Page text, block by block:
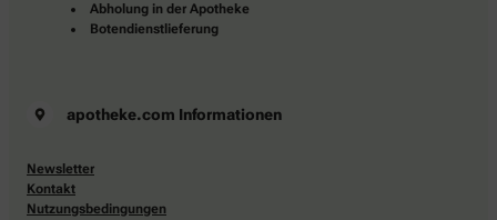
Abholung in der Apotheke
Botendienstlieferung
apotheke.com Informationen
Newsletter
Kontakt
Nutzungsbedingungen